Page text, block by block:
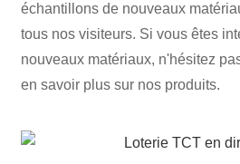
échantillons de nouveaux
tous nos visiteurs. Si vous êtes
nouveaux matériaux, n'hésitez
en savoir plus sur nos produits.